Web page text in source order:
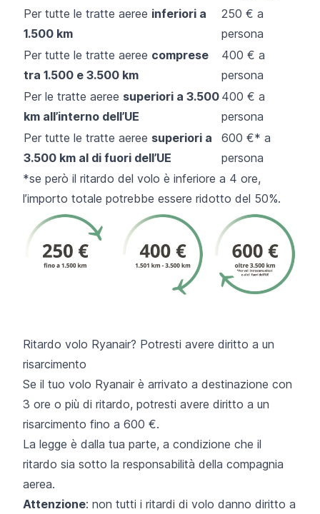
Per tutte le tratte aeree inferiori a
1.500 km
250 € a
persona
Per tutte le tratte aeree comprese
tra 1.500 e 3.500 km
400 € a
persona
Per le tratte aeree superiori a 3.500
km all’interno dell’UE
400 € a
persona
Per tutte le tratte aeree superiori a
3.500 km al di fuori dell’UE
600 €* a
persona
*se però il ritardo del volo è inferiore a 4 ore,
l’importo totale potrebbe essere ridotto del 50%.
Ritardo volo Ryanair? Potresti avere diritto a un
risarcimento
Se il tuo volo Ryanair è arrivato a destinazione con
3 ore o più di ritardo, potresti avere diritto a un
risarcimento fino a 600 €.
La legge è dalla tua parte, a condizione che il
ritardo sia sotto la responsabilità della compagnia
aerea.
Attenzione: non tutti i ritardi di volo danno diritto a